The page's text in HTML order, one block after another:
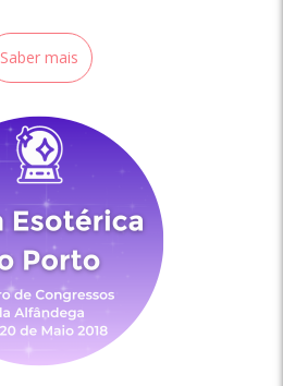
Saber mais